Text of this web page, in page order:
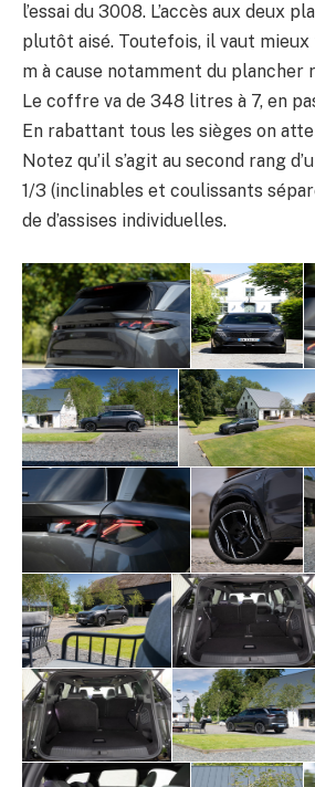
l’essai du 3008. L’accès aux deux
plutôt aisé. Toutefois, il vaut mieux
m à cause notamment du plancher
Le coffre va de 348 litres à 7, en
En rabattant tous les sièges on
Notez qu’il s’agit au second rang
1/3 (inclinables et coulissants
de d’assises individuelles.